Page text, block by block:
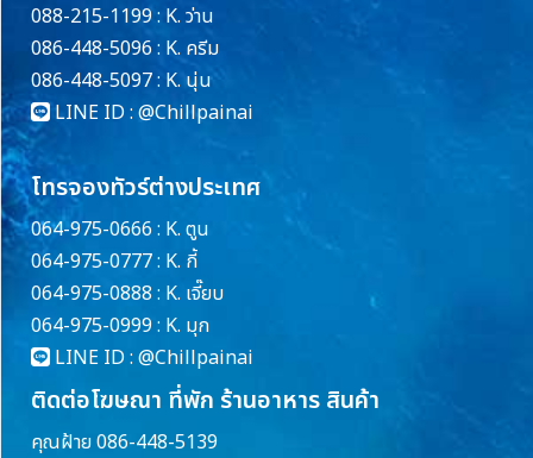
088-215-1199 : K. ว่าน
086-448-5096 : K. ครีม
086-448-5097 : K. นุ่น
LINE ID : @Chillpainai
โทรจองทัวร์ต่างประเทศ
064-975-0666 : K. ตูน
064-975-0777 : K. กี้
064-975-0888 : K. เจี๊ยบ
064-975-0999 : K. มุก
LINE ID : @Chillpainai
ติดต่อโฆษณา ที่พัก ร้านอาหาร สินค้า
คุณฝ้าย 086-448-5139